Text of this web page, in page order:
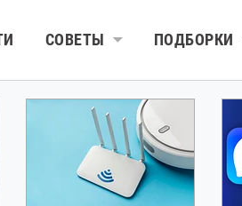
СОВЕТЫ ПОДБОРКИ